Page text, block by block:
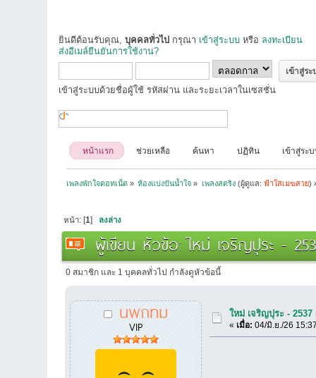
ยินดีต้อนรับคุณ,บุคคลทั่วไป กรุณา เข้าสู่ระบบ หรือ ลงทะเบียน
ส่งอีเมล์ยืนยันการใช้งาน?
เข้าสู่ระบบด้วยชื่อผู้ใช้ รหัสผ่าน และระยะเวลาในเซสชั่น
หน้าแรก ช่วยเหลือ ค้นหา ปฏิทิน เข้าสู่ระ
เพลงพักใจดอทเน็ต» ห้องแบ่งปันน้ำใจ » เพลงสตริง(ผู้ดูแล: ฟ้าใสเมฆสวย)
หน้า: [1] ลงล่าง
ผู้เขียน หัวข้อ: ใหม่ เจริญปุระ -
0 สมาชิก และ 1 บุคคลทั่วไป กำลังดูหัวข้อนี้
นพกทม
VIP
ใหม่ เจริญปุระ -
« เมื่อ: 04/มิ.ย./26